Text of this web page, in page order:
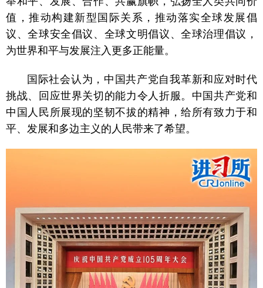
值，推动构建新型国际关系，推动落实全球发展倡
议、全球安全倡议、全球文明倡议、全球治理倡议，
为世界和平与发展注入更多正能量。
国际社会认为，中国共产党自我革新和应对时代
挑战、回应世界关切的能力令人折服。中国共产党和
中国人民所展现的坚韧不拔的精神，给所有致力于和
平、发展和多边主义的人民带来了希望。